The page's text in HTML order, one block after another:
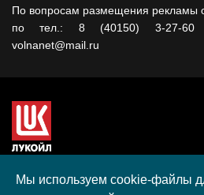
По вопросам размещения рекламы
по тел.: 8 (40150) 3-27-60
volnanet@mail.ru
гранта, полученного в рамках XIII
культурных проектов ПАО
Мы используем cookie-файлы